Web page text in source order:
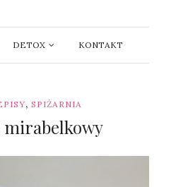
DETOX KONTAKT
, SPIŻARNIA
mirabelkowy